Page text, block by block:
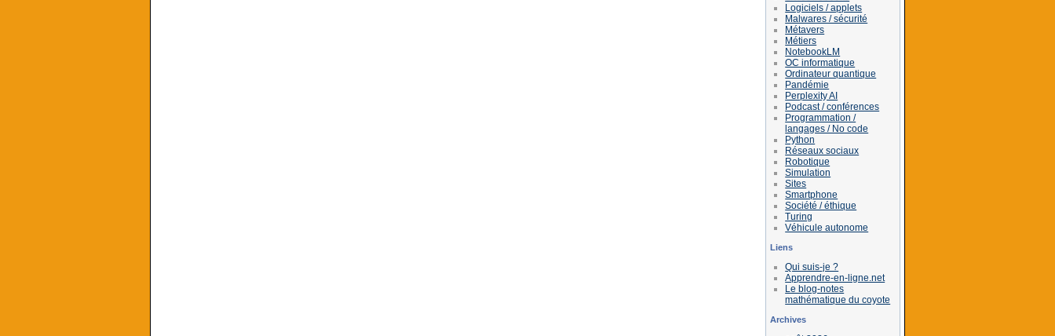
Logiciels / applets
Malwares / sécurité
Métavers
Métiers
NotebookLM
OC informatique
Ordinateur quantique
Pandémie
Perplexity AI
Podcast / conférences
Programmation /
langages / No code
Python
Réseaux sociaux
Robotique
Simulation
Sites
Smartphone
Société / éthique
Turing
Véhicule autonome
Liens
Qui suis-je ?
Apprendre-en-ligne.net
Le blog-notes
mathématique du coyote
Archives